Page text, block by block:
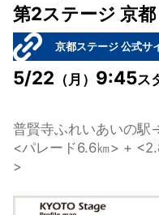
リザルト RESULTS
コミュニケ
観戦について
過去の大会
第2ステージ 京
京都ステージ 公式サ
5/22 （月） 9:45ス
普賢寺ふれいあいの駅
<パレード6.6㎞> +
>